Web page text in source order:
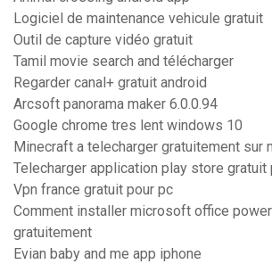
Logiciel de maintenance vehicule gratuit
Outil de capture vidéo gratuit
Tamil movie search and télécharger
Regarder canal+ gratuit android
Arcsoft panorama maker 6.0.0.94
Google chrome tres lent windows 10
Minecraft a telecharger gratuitement sur
Telecharger application play store gratuit
Vpn france gratuit pour pc
Comment installer microsoft office
gratuitement
Evian baby and me app iphone